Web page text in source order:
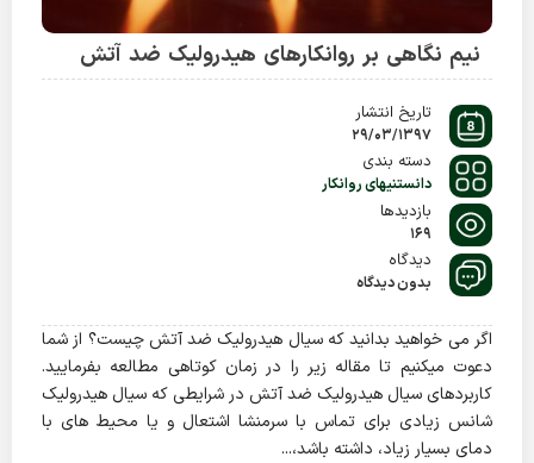
نیم نگاهی بر روانکارهای هیدرولیک ضد آتش
تاریخ انتشار
29/03/1397
دسته بندی
دانستنیهای روانکار
بازدیدها
169
دیدگاه
بدون دیدگاه
اگر می خواهید بدانید که سیال هیدرولیک ضد آتش چیست؟ از شما
دعوت میکنیم تا مقاله زیر را در زمان کوتاهی مطالعه بفرمایید.
کاربردهای سیال هیدرولیک ضد آتش در شرایطی که سیال هیدرولیک
شانس زیادی برای تماس با سرمنشا اشتعال و یا محیط های با
دمای بسیار زیاد، داشته باشد،...